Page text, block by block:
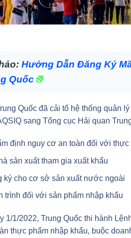
Hướng Dẫn Đăng Ký
Quốc
Quốc đã cải tổ hệ thống quản
sang Tổng cục Hải quan
định nguy cơ an toàn đối với thực
sản xuất tham gia xuất khẩu
ký cho cơ sở sản xuất nước ngoài
trình đối với sản phẩm nhập khẩu
1/1/2022, Trung Quốc thi hành
thực phẩm nhập khẩu, buộc